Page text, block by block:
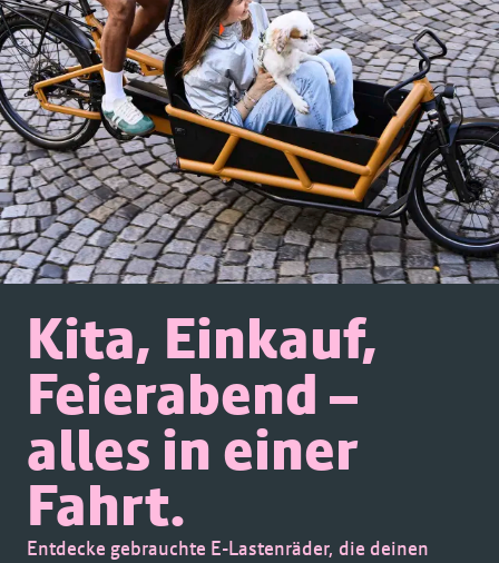
Kita, Einkauf,
Feierabend –
alles in einer
Fahrt.
Entdecke gebrauchte E-Lastenräder, die deinen